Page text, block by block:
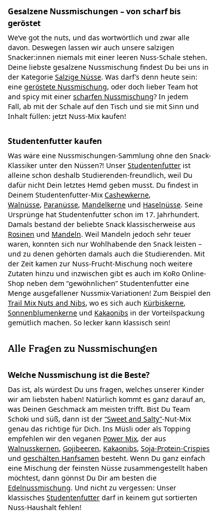
Gesalzene Nussmischungen – von scharf bis
geröstet
We’ve got the nuts, und das wortwörtlich und zwar alle
davon. Deswegen lassen wir auch unsere salzigen
Snacker:innen niemals mit einer leeren Nuss-Schale stehen.
Deine liebste gesalzene Nussmischung findest Du bei uns in
der Kategorie Salzige Nüsse. Was darf’s denn heute sein:
eine geröstete Nussmischung, oder doch lieber Team hot
and spicy mit einer scharfen Nussmischung? In jedem
Fall, ab mit der Schale auf den Tisch und sie mit Sinn und
Inhalt füllen: jetzt Nuss-Mix kaufen!
Studentenfutter kaufen
Was wäre eine Nussmischungen-Sammlung ohne den Snack-
Klassiker unter den Nüssen?! Unser Studentenfutter ist
alleine schon deshalb Studierenden-freundlich, weil Du
dafür nicht Dein letztes Hemd geben musst. Du findest in
Deinem Studentenfutter-Mix Cashewkerne,
Walnüsse, Paranüsse, Mandelkerne und Haselnüsse. Seine
Ursprünge hat Studentenfutter schon im 17. Jahrhundert.
Damals bestand der beliebte Snack klassischerweise aus
Rosinen und Mandeln. Weil Mandeln jedoch sehr teuer
waren, konnten sich nur Wohlhabende den Snack leisten –
und zu denen gehörten damals auch die Studierenden. Mit
der Zeit kamen zur Nuss-Frucht-Mischung noch weitere
Zutaten hinzu und inzwischen gibt es auch im KoRo Online-
Shop neben dem “gewöhnlichen” Studentenfutter eine
Menge ausgefallener Nussmix-Variationen! Zum Beispiel den
Trail Mix Nuts and Nibs, wo es sich auch Kürbiskerne,
Sonnenblumenkerne und Kakaonibs in der Vorteilspackung
gemütlich machen. So lecker kann klassisch sein!
Alle Fragen zu Nussmischungen
Welche Nussmischung ist die Beste?
Das ist, als würdest Du uns fragen, welches unserer Kinder
wir am liebsten haben! Natürlich kommt es ganz darauf an,
was Deinen Geschmack am meisten trifft. Bist Du Team
Schoki und süß, dann ist der “Sweet and Salty”-Nut-Mix
genau das richtige für Dich. Ins Müsli oder als Topping
empfehlen wir den veganen Power Mix, der aus
Walnusskernen, Gojibeeren, Kakaonibs, Soja-Protein-Crispies
und geschälten Hanfsamen besteht. Wenn Du ganz einfach
eine Mischung der feinsten Nüsse zusammengestellt haben
möchtest, dann gönnst Du Dir am besten die
Edelnussmischung. Und nicht zu vergessen: Unser
klassisches Studentenfutter darf in keinem gut sortierten
Nuss-Haushalt fehlen!